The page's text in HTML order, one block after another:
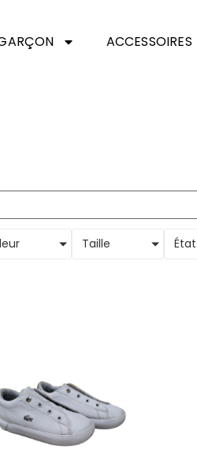
ACCESSOIRES
Taille État